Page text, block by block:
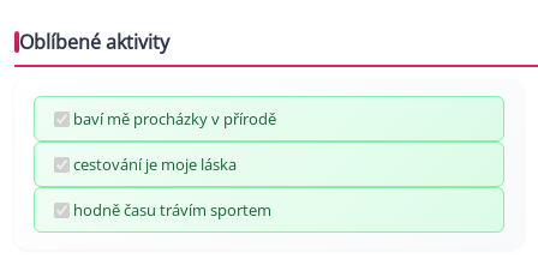
Oblíbené aktivity
baví mě procházky v přírodě
cestování je moje láska
hodně času trávím sportem